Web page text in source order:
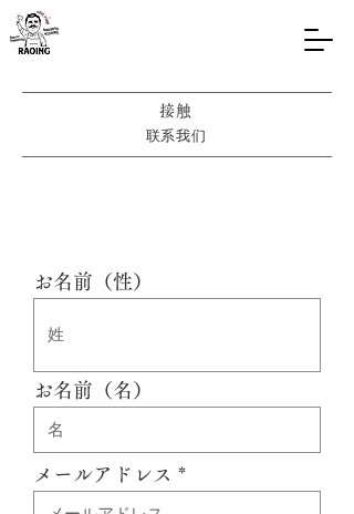
接触
联系我们
お名前（性）
お名前（名）
メールアドレス